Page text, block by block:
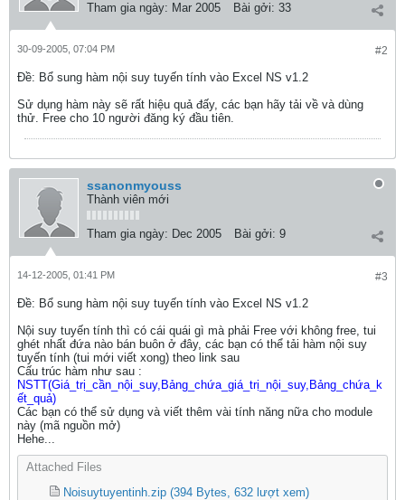
Tham gia ngày: Mar 2005 Bài gởi: 33
#2
30-09-2005, 07:04 PM
Ðề: Bổ sung hàm nội suy tuyến tính vào Excel NS v1.2
Sử dụng hàm này sẽ rất hiệu quả đấy, các bạn hãy tải về và dùng
thử. Free cho 10 người đăng ký đầu tiên.
ssanonmyouss
Thành viên mới
Tham gia ngày: Dec 2005 Bài gởi: 9
#3
14-12-2005, 01:41 PM
Ðề: Bổ sung hàm nội suy tuyến tính vào Excel NS v1.2
Nội suy tuyến tính thì có cái quái gì mà phải Free với không free, tui
ghét nhất đứa nào bán buôn ở đây, các bạn có thể tải hàm nội suy
tuyến tính (tui mới viết xong) theo link sau
Cấu trúc hàm như sau :
NSTT(Giá_trị_cần_nội_suy,Bảng_chứa_giá_trị_nội_suy,Bảng_chứa_k
ết_quả)
Các bạn có thể sử dụng và viết thêm vài tính năng nữa cho module
này (mã nguồn mở)
Hehe...
Attached Files
Noisuytuyentinh.zip (394 Bytes, 632 lượt xem)